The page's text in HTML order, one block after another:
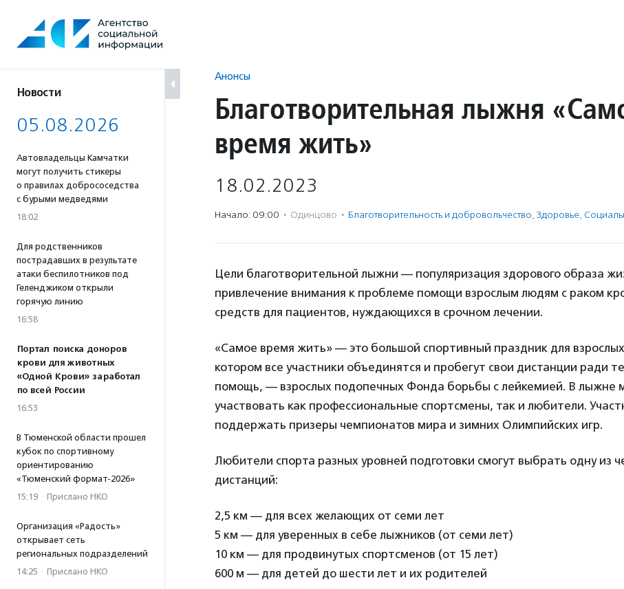
содержанию
Новости
05.08.2026
Автовладельцы Камчатки
могут получить стикеры
о правилах добрососедства
с бурыми медведями
18:02
Для родственников
пострадавших в результате
атаки беспилотников под
Геленджиком открыли
горячую линию
16:58
Портал поиска доноров
крови для животных
«Одной Крови» заработал
по всей России
16:53
В Тюменской области прошел
кубок по спортивному
ориентированию
«Тюменский формат-2026»
15:19 · Прислано НКО
Организация «Радость»
открывает сеть
региональных подразделений
14:25 · Прислано НКО
Анонсы
Благотворительная лыжня
время жить»
18.02.2023
Начало: 09:00 · Одинцово · Благотвори­тель­ность и доброволь­чест­во, Здоровье,
Цели благотворительной лыжни — популяризация здорового образа
привлечение внимания к проблеме помощи взрослым людям с раком
средств для пациентов, нуждающихся в срочном лечении.
«Самое время жить» — это большой спортивный праздник для
котором все участники объединятся и пробегут свои дистанции ради
помощь, — взрослых подопечных Фонда борьбы с лейкемией. В лыжне
участвовать как профессиональные спортсмены, так и любители.
поддержать призеры чемпионатов мира и зимних Олимпийских игр.
Любители спорта разных уровней подготовки смогут выбрать одну из
дистанций:
2,5 км — для всех желающих от семи лет
5 км — для уверенных в себе лыжников (от семи лет)
10 км — для продвинутых спортсменов (от 15 лет)
600 м — для детей до шести лет и их родителей